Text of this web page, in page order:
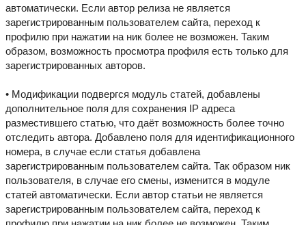
автоматически. Если автор релиза не является
зарегистрированным пользователем сайта, переход к
профилю при нажатии на ник более не возможен. Таким
образом, возможность просмотра профиля есть только для
зарегистрированных авторов.
• Модификации подвергся модуль статей, добавлены
дополнительное поля для сохранения IP адреса
разместившего статью, что даёт возможность более точно
отследить автора. Добавлено поля для идентификационного
номера, в случае если статья добавлена
зарегистрированным пользователем сайта. Так образом ник
пользователя, в случае его смены, изменится в модуле
статей автоматически. Если автор статьи не является
зарегистрированным пользователем сайта, переход к